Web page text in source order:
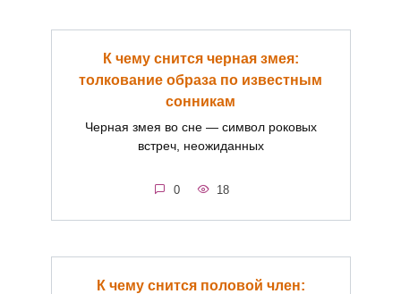
К чему снится черная змея:
толкование образа по известным
сонникам
Черная змея во сне — символ роковых
встреч, неожиданных
0 18
К чему снится половой член: